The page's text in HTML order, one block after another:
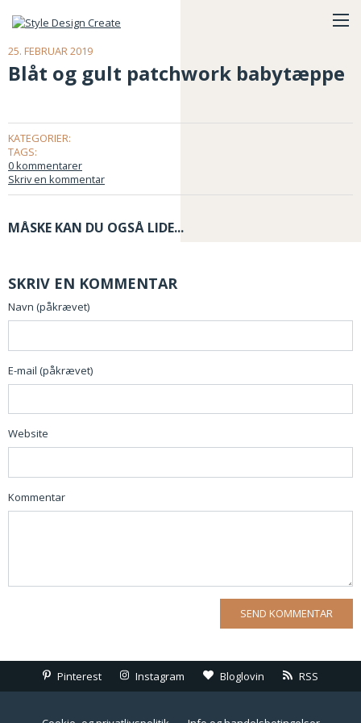
25. FEBRUAR 2019
Blåt og gult patchwork babytæppe
KATEGORIER:
TAGS:
0 kommentarer
Skriv en kommentar
MÅSKE KAN DU OGSÅ LIDE...
SKRIV EN KOMMENTAR
Navn (påkrævet)
E-mail (påkrævet)
Website
Kommentar
Pinterest Instagram Bloglovin RSS